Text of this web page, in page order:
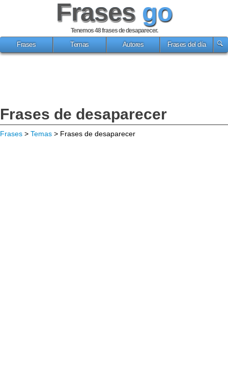
Frases go
Tenemos 48frases de desaparecer.
Frases
Temas Autores Frases del día
Frases de desaparecer
Frases > Temas > Frases de desaparecer